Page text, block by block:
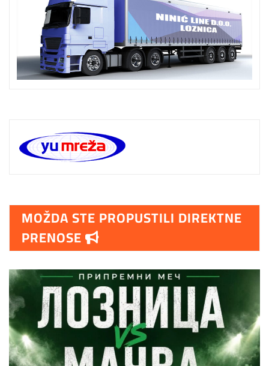
MOŽDA STE PROPUSTILI DIREKTNE
PRENOSE